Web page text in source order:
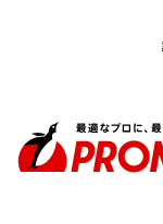
業」を抽出し
つ。電話やメ